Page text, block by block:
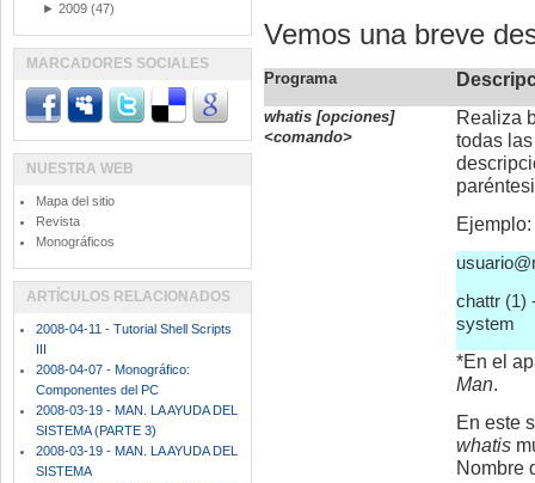
Vemos una breve
Programa
whatis [opciones]
<comando>
Realiza
todas
Ejemplo:
chattr (1)
system
*En el
Man.
En este
whatis
► 2009 (47)
MARCADORES SOCIALES
NUESTRA WEB
Mapa del sitio
Revista
Monográficos
ARTÍCULOS RELACIONADOS
2008-04-11 - Tutorial Shell Scripts
III
2008-04-07 - Monográfico:
Componentes del PC
2008-03-19 - MAN. LA AYUDA DEL
SISTEMA (PARTE 3)
2008-03-19 - MAN. LA AYUDA DEL
SISTEMA